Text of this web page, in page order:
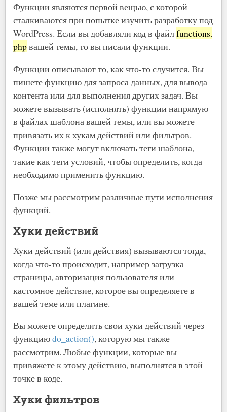
Функции являются первой вещью, с которой
сталкиваются при попытке изучить разработку под
WordPress. Если вы добавляли код в файлfunctions.
phpвашей темы, то вы писали функции.
Функции описывают то, как что-то случится. Вы
пишете функцию для запроса данных, для вывода
контента или для выполнения других задач. Вы
можете вызывать (исполнять) функции напрямую
в файлах шаблона вашей темы, или вы можете
привязать их к хукам действий или фильтров.
Функции также могут включать теги шаблона,
такие как теги условий, чтобы определить, когда
необходимо применить функцию.
Позже мы рассмотрим различные пути исполнения
функций.
Хуки действий
Хуки действий (или действия) вызываются тогда,
когда что-то происходит, например загрузка
страницы, авторизация пользователя или
кастомное действие, которое вы определяете в
вашей теме или плагине.
Вы можете определить свои хуки действий через
функциюdo_action(), которую мы также
рассмотрим. Любые функции, которые вы
привяжете к этому действию, выполнятся в этой
точке в коде.
Хуки фильтров